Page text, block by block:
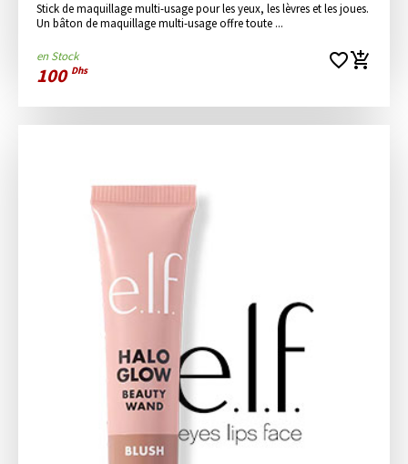
Stick de maquillage multi-usage pour les yeux, les lèvres et les joues.
Un bâton de maquillage multi-usage offre toute ...
en Stock
100 Dhs favorite_borderadd_shopping_cart